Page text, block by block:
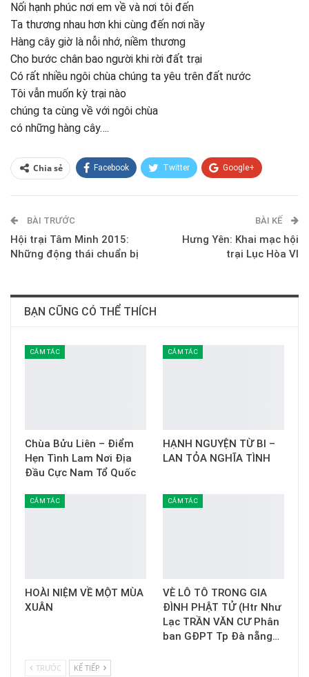
Nối hạnh phúc nơi em về và nơi tôi đến
Ta thương nhau hơn khi cùng đến nơi nầy
Hàng cây giờ là nỗi nhớ, niềm thương
Cho bước chân bao người khi rời đất trại
Có rất nhiều ngôi chùa chúng ta yêu trên đất nước
Tôi vẫn muốn kỳ trại nào
chúng ta cùng về với ngôi chùa
có những hàng cây….
Chia sẻ Facebook Twitter Google+
E-mail
BÀI TRƯỚC
Hội trại Tâm Minh 2015:
Những động thái chuẩn bị
BÀI KẾ
Hưng Yên: Khai mạc hội
trại Lục Hòa VI
BẠN CŨNG CÓ THỂ THÍCH
CẢM TÁC
Chùa Bửu Liên – Điểm
Hẹn Tình Lam Nơi Địa
Đầu Cực Nam Tổ Quốc
CẢM TÁC
HẠNH NGUYỆN TỪ BI –
LAN TỎA NGHĨA TÌNH
CẢM TÁC
HOÀI NIỆM VỀ MỘT MÙA
XUÂN
CẢM TÁC
VÈ LÔ TÔ TRONG GIA
ĐÌNH PHẬT TỬ (Htr Như
Lạc TRẦN VĂN CƯ Phân
ban GĐPT Tp Đà nẵng…
TRƯỚC KẾ TIẾP